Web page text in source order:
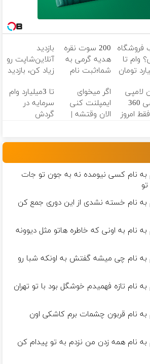
فروشگاه
وام تا
تومان
200 سوت نقره
هدیه گرمی به
شما؛ثبت نام
بازدید
آنلاین‌شاپت رو
زیاد کن، بازدید
بیشتر
لامپی
چرخشی 360
امروز
اگر میخوای
ایمپلنت کنی
الان وقتشه |
تا 3میلیارد وام
سرمایه در
گردش
به نام کسی نیومده نه به جون تو جات
به نام خسته نشدی از این دوری جمع کن
نام به اونی که خاطره هاتو مثل دیوونه
به نام چی میشه گفتش به اونکه شبا رو
نام تازه فهمیدم خوشگل بود با تو تهران
به نام قربون چشمات برم کاشکی اون
به نام همه زدن من نزدم به تو پیدام کن